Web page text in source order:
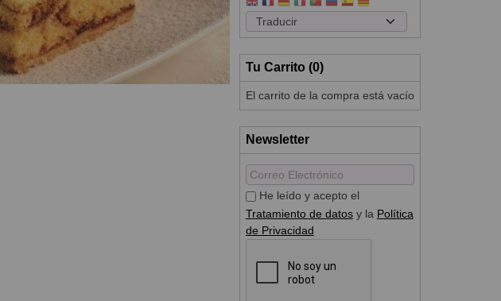
Tu Carrito (0)
El carrito de la compra está vacío
Newsletter
He leído y acepto el
Tratamiento de datosy la Política
de Privacidad